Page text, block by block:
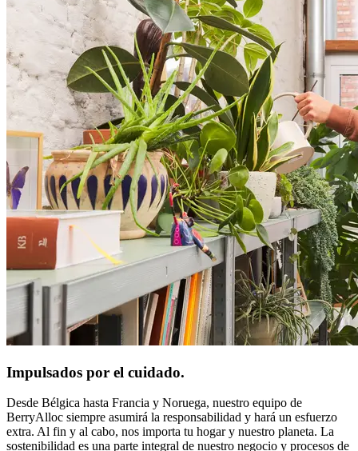
Impulsados por el cuidado.
Desde Bélgica hasta Francia y Noruega, nuestro equipo de
BerryAlloc siempre asumirá la responsabilidad y hará un esfuerzo
extra. Al fin y al cabo, nos importa tu hogar y nuestro planeta. La
sostenibilidad es una parte integral de nuestro negocio y procesos de